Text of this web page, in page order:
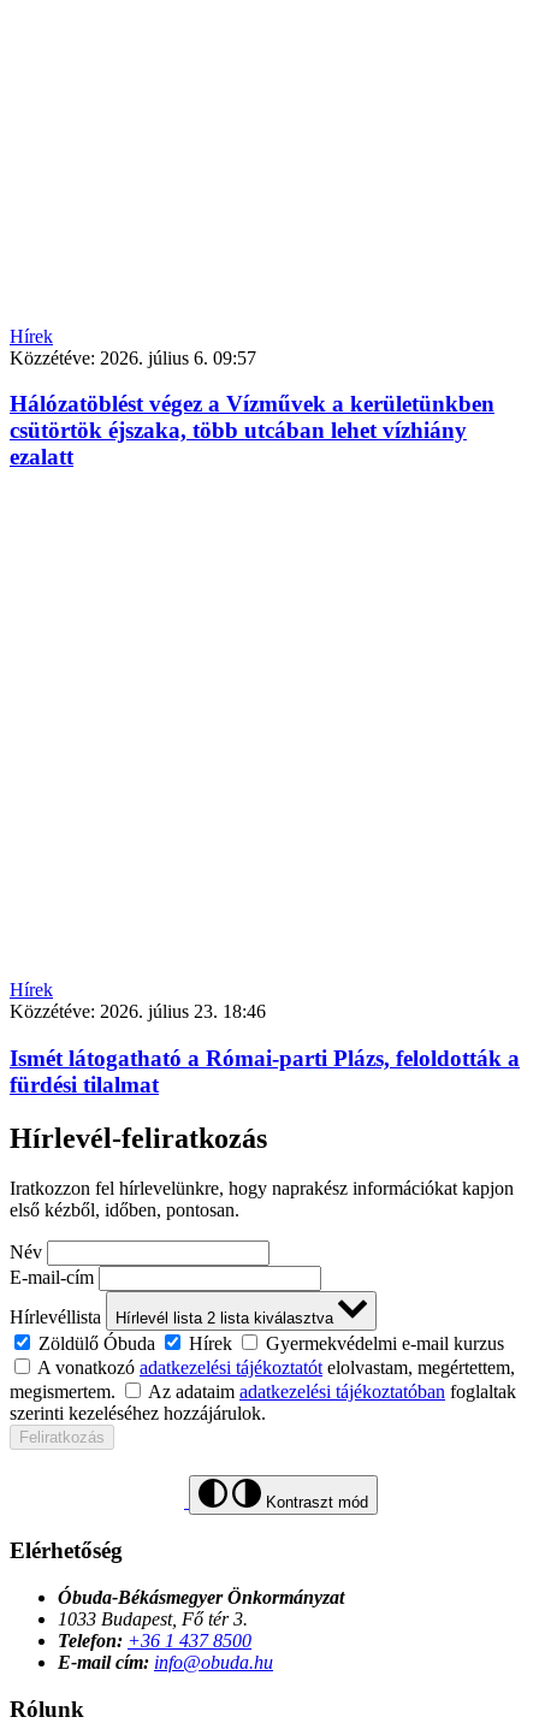
Hírek
Közzétéve: 2026. július 6. 09:57
Hálózatöblést végez a Vízművek a kerületünkben
csütörtök éjszaka, több utcában lehet vízhiány
ezalatt
Hírek
Közzétéve: 2026. július 23. 18:46
Ismét látogatható a Római-parti Plázs, feloldották a
fürdési tilalmat
Hírlevél-feliratkozás
Iratkozzon fel hírlevelünkre, hogy naprakész információkat kapjon
első kézből, időben, pontosan.
Név
E-mail-cím
Hírlevéllista
Hírlevél lista 2 lista kiválasztva
Zöldülő Óbuda Hírek
Gyermekvédelmi e-mail kurzus
A vonatkozó adatkezelési tájékoztatótelolvastam, megértettem,
megismertem.
Az adataim adatkezelési tájékoztatóban foglaltak
szerinti kezeléséhez hozzájárulok.
Feliratkozás
Kontraszt mód
Elérhetőség
Óbuda-Békásmegyer Önkormányzat
1033 Budapest, Fő tér 3.
Telefon: +36 1 437 8500
E-mail cím: info@obuda.hu
Rólunk